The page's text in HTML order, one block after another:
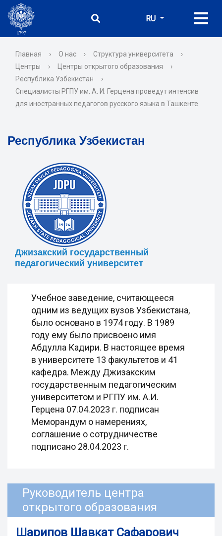
RU
Главная › О нас › Структура университета
›
Центры
› Центры открытого образования
›
Республика Узбекистан
›
Специалисты РГПУ им. А. И. Герцена проведут интенсив
для иностранных педагогов русского языка в Ташкенте
Республика Узбекистан
Джизакский государственный
педагогический университет
Учебное заведение, считающееся
одним из ведущих вузов Узбекистана,
было основано в 1974 году. В 1989
году ему было присвоено имя
Абдулла Кадири. В настоящее время
в университете 13 факультетов и 41
кафедра. Между Джизакским
государственным педагогическим
университетом и РГПУ им. А.И.
Герцена 07.04.2023 г. подписан
Меморандум о намерениях,
соглашение о сотрудничестве
подписано 28.04.2023 г.
Руководитель центра
открытого образования
Шарипов Шавкат Сафарович